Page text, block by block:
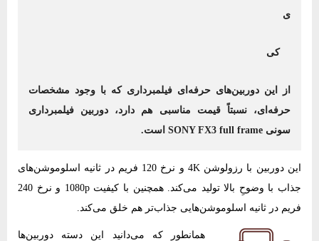
ی
کی
از این دوربین‌های حرفه‌ای فیلمبرداری که با وجود مشخصات
حرفه‌ای،‌ نسبتاً قیمت مناسبی هم دارد، دوربین فیلمبرداری
سونی SONY FX3 full frame است.
این دوربین با رزولوشن 4K و نرخ 120 فریم در ثانیه اسلوموشن‌های
جذاب با وضوحِ بالا تولید می‌کند. همچنین با کیفیت 1080p و نرخ 240
فریم در ثانیه اسلوموشن‌هایی جذاب‌تر هم خلق می‌کند.
همانطور که می‌دانید این دسته دوربین‌ها